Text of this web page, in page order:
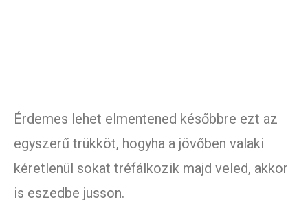
Érdemes lehet elmentened későbbre ezt az
egyszerű trükköt, hogyha a jövőben valaki
kéretlenül sokat tréfálkozik majd veled, akkor
is eszedbe jusson.